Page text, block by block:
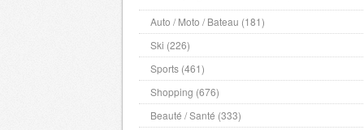
Auto / Moto / Bateau (181)
Ski (226)
Sports (461)
Shopping (676)
Beauté / Santé (333)